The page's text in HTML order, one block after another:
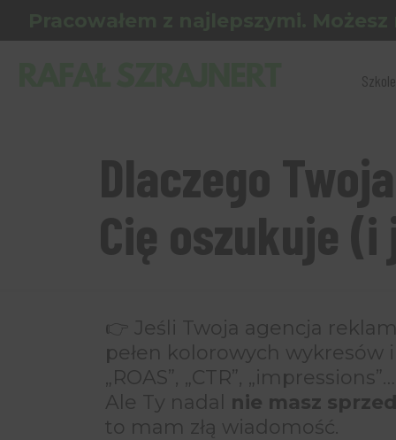
Dlaczego
Cię oszukuje
👉 Jeśli Twoja agencja
pełen kolorowych
„ROAS”, „CTR”, „impressions”…
Ale Ty nadal nie masz
to mam złą wiadomość.